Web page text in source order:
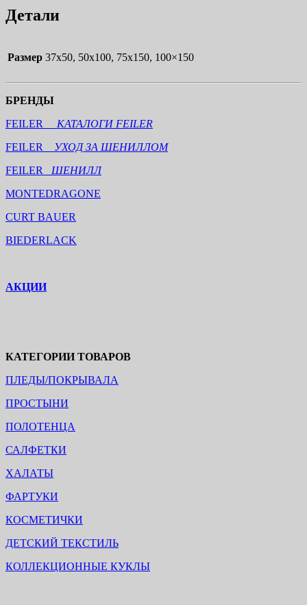
Детали
Размер 37х50, 50х100, 75х150, 100×150
БРЕНДЫ
FEILER КАТАЛОГИ FEILER
FEILER
УХОД ЗА ШЕНИЛЛОМ
FEILER ШЕНИЛЛ
MONTEDRAGONE
CURT BAUER
BIEDERLACK
АКЦИИ
КАТЕГОРИИ ТОВАРОВ
ПЛЕДЫ/ПОКРЫВАЛА
ПРОСТЫНИ
ПОЛОТЕНЦА
САЛФЕТКИ
ХАЛАТЫ
ФАРТУКИ
КОСМЕТИЧКИ
ДЕТСКИЙ ТЕКСТИЛЬ
КОЛЛЕКЦИОННЫЕ КУКЛЫ